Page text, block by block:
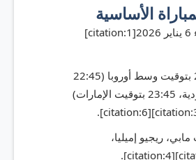
الأساسية
الثلاثاء 6 يناير 2026[citation:1]
20:45 بتوقيت وسط أوروبا (22:45
بتوقيت السعودية، 23:45 بتوقيت الإمارات)
ريجيو إميليا،